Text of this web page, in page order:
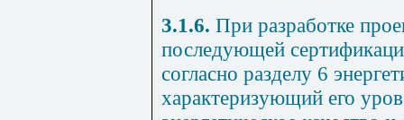
3.1.6. При разработке
последующей
согласно разделу 6
характеризующий его